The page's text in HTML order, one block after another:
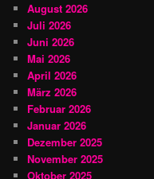
August 2026
Juli 2026
Juni 2026
Mai 2026
April 2026
März 2026
Februar 2026
Januar 2026
Dezember 2025
November 2025
Oktober 2025